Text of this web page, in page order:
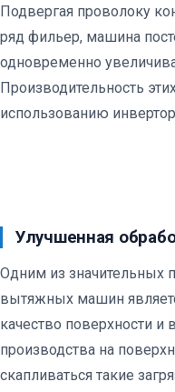
Подвергая проволоку
ряд фильер, машина
одновременно
Производительность
использованию
Улучшенная
Одним из значительных
вытяжных машин
качество поверхности
производства на
скапливаться такие